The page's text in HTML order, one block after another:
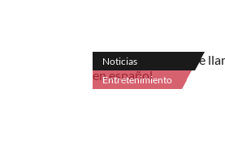
Noticias
Entretenimiento